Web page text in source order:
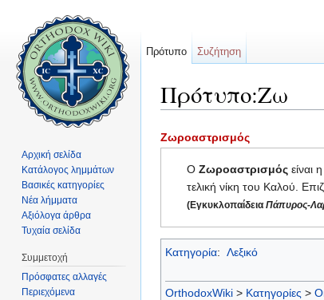
Πρότυπο:Ζω
Ζωροαστρισμός
ΟΖωροαστρισμός είναι
τελική νίκη του Καλού.
(ΕγκυκλοπαίδειαΠάπυρος-
Κατηγορία: Λεξικό
OrthodoxWiki > Κατηγορίες >
Πρότυπο Συζήτηση
Αρχική σελίδα
Κατάλογος λημμάτων
Βασικές κατηγορίες
Νέα λήμματα
Αξιόλογα άρθρα
Τυχαία σελίδα
Συμμετοχή
Πρόσφατες αλλαγές
Περιεχόμενα